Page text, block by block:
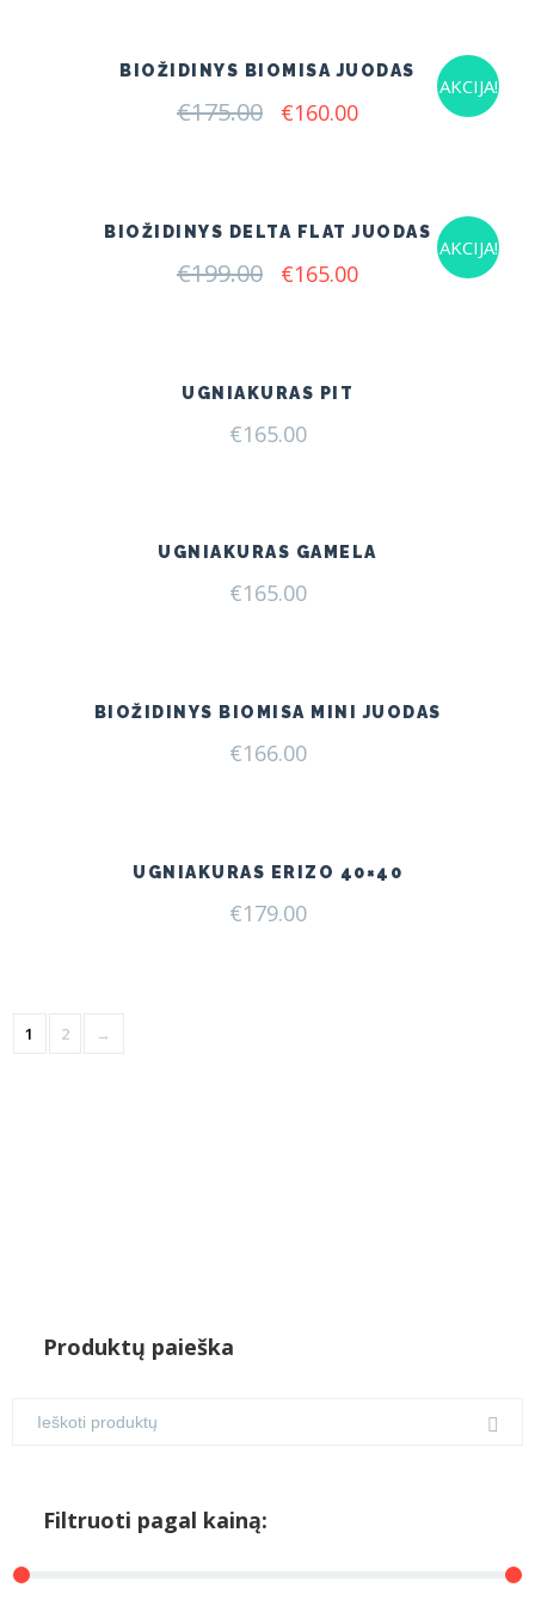
AKCIJA!
BIOŽIDINYS BIOMISA JUODAS
€175.00 Original
€160.00Current
AKCIJA!
BIOŽIDINYS DELTA FLAT JUODAS
€199.00 Original
€165.00Current
UGNIAKURAS PIT
€165.00
UGNIAKURAS GAMELA
€165.00
BIOŽIDINYS BIOMISA MINI JUODAS
€166.00
UGNIAKURAS ERIZO 40×40
€179.00
1 2 →
Produktų paieška
Filtruoti pagal kainą: